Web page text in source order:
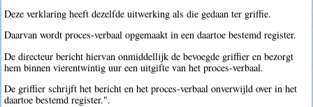
Deze verklaring heeft dezelfde uitwerking als die gedaan ter griffie.
Daarvan wordt proces-verbaal opgemaakt in een daartoe bestemd register.
De directeur bericht hiervan onmiddellijk de bevoegde griffier en bezorgt
hem binnen vierentwintig uur een uitgifte van het proces-verbaal.
De griffier schrijft het bericht en het proces-verbaal onverwijld over in het
daartoe bestemd register.".